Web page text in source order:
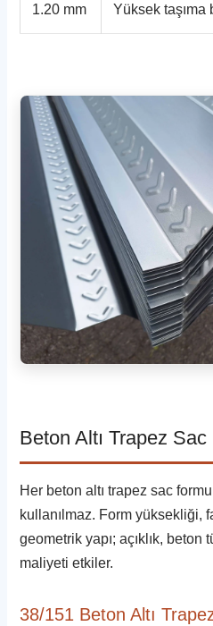
1.20 mm Yüksek
Beton Altı Trapez Sac
Her beton altı trapez sac
kullanılmaz. Form yüksekliği,
geometrik yapı; açıklık, beton
maliyeti etkiler.
38/151 Beton Altı